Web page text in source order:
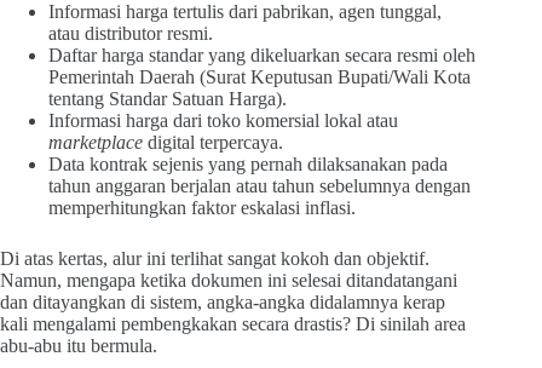
Informasi harga tertulis dari pabrikan, agen tunggal,
atau distributor resmi.
Daftar harga standar yang dikeluarkan secara resmi oleh
Pemerintah Daerah (Surat Keputusan Bupati/Wali Kota
tentang Standar Satuan Harga).
Informasi harga dari toko komersial lokal atau
marketplace digital terpercaya.
Data kontrak sejenis yang pernah dilaksanakan pada
tahun anggaran berjalan atau tahun sebelumnya dengan
memperhitungkan faktor eskalasi inflasi.
Di atas kertas, alur ini terlihat sangat kokoh dan objektif.
Namun, mengapa ketika dokumen ini selesai ditandatangani
dan ditayangkan di sistem, angka-angka didalamnya kerap
kali mengalami pembengkakan secara drastis? Di sinilah area
abu-abu itu bermula.